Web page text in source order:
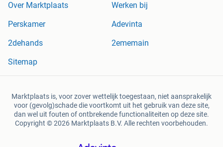
Over Marktplaats
Werken bij
Perskamer
Adevinta
2dehands
2ememain
Sitemap
Marktplaats is, voor zover wettelijk toegestaan, niet aansprakelijk
voor (gevolg)schade die voortkomt uit het gebruik van deze site,
dan wel uit fouten of ontbrekende functionaliteiten op deze site.
Copyright © 2026 Marktplaats B.V. Alle rechten voorbehouden.